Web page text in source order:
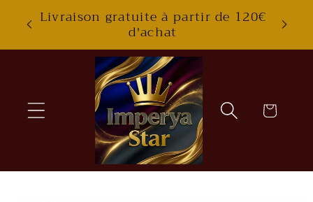
Skip to
content
Livraison gratuite à partir de 120€
d'achat
Cart